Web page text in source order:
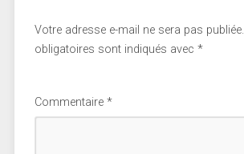
Votre adresse e-mail ne sera pas publiée.
obligatoires sont indiqués avec *
Commentaire *